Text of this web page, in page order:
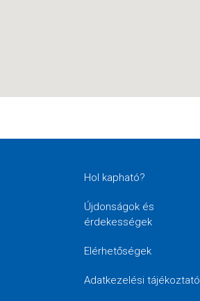
Hol kapható?
Újdonságok és
érdekességek
Elérhetőségek
Adatkezelési tájékoztató